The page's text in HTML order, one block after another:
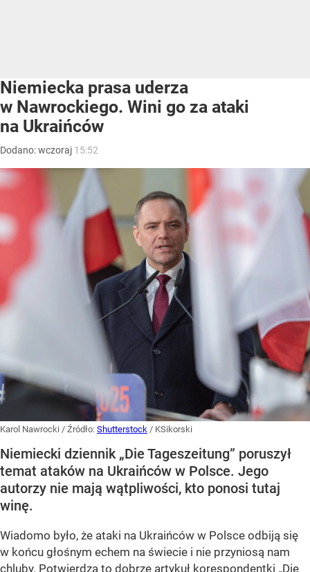
Niemiecka prasa uderza
w Nawrockiego. Wini go za ataki
na Ukraińców
Dodano:wczoraj 15:52
Karol Nawrocki / Źródło: Shutterstock / KSikorski
Niemiecki dziennik „Die Tageszeitung” poruszył
temat ataków na Ukraińców w Polsce. Jego
autorzy nie mają wątpliwości, kto ponosi tutaj
winę.
Wiadomo było, że ataki na Ukraińców w Polsce odbiją się
w końcu głośnym echem na świecie i nie przyniosą nam
chluby. Potwierdza to dobrze artykuł korespondentki „Die